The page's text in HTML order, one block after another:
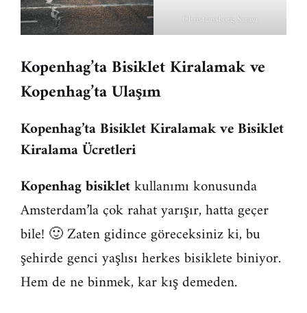
Christiansborg Sarayı
Kopenhag’ta Bisiklet Kiralamak ve
Kopenhag’ta Ulaşım
Kopenhag’ta Bisiklet Kiralamak ve Bisiklet
Kiralama Ücretleri
Kopenhag bisikletkullanımı konusunda
Amsterdam’la çok rahat yarışır, hatta geçer
bile! 🙂 Zaten gidince göreceksiniz ki, bu
şehirde genci yaşlısı herkes bisiklete biniyor.
Hem de ne binmek, kar kış demeden.